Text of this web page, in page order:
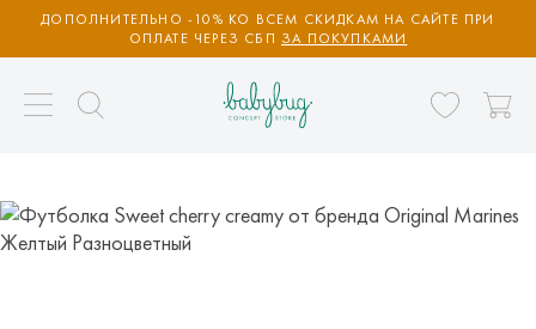
ДОПОЛНИТЕЛЬНО -10% КО ВСЕМ СКИДКАМ НА САЙТЕ ПРИ
ОПЛАТЕ ЧЕРЕЗ СБП ЗА ПОКУПКАМИ